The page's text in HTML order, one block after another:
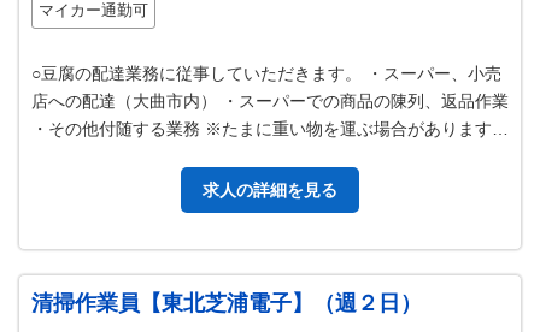
マイカー通勤可
○豆腐の配達業務に従事していただきます。 ・スーパー、小売
店への配達（大曲市内） ・スーパーでの商品の陳列、返品作業
・その他付随する業務 ※たまに重い物を運ぶ場合があります。
求人の詳細を見る
清掃作業員【東北芝浦電子】（週２日）